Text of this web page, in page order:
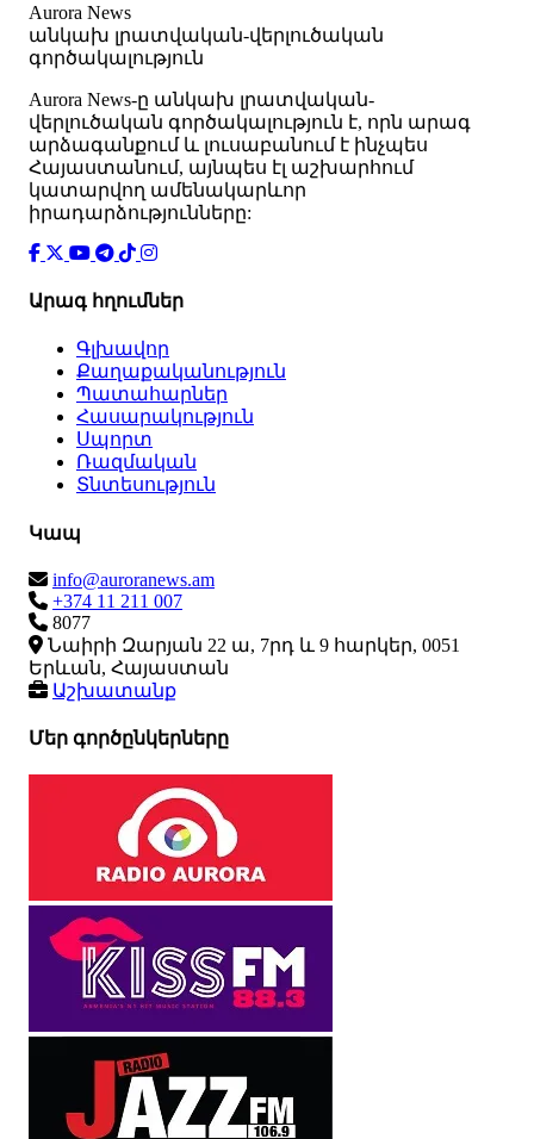
Aurora News
անկախ լրատվական-վերլուծական
գործակալություն
Аurora News-ը անկախ լրատվական-
վերլուծական գործակալություն է, որն արագ
արձագանքում և լուսաբանում է ինչպես
Հայաստանում, այնպես էլ աշխարհում
կատարվող ամենակարևոր
իրադարձությունները:
Արագ հղումներ
Գլխավոր
Քաղաքականություն
Պատահարներ
Հասարակություն
Սպորտ
Ռազմական
Տնտեսություն
Կապ
info@auroranews.am
+374 11 211 007
8077
Նաիրի Զարյան 22 ա, 7րդ և 9 հարկեր, 0051
Երևան, Հայաստան
Աշխատանք
Մեր գործընկերները